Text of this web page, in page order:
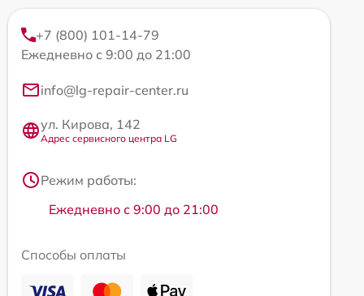
+7 (800) 101-14-79
Ежедневно с 9:00 до 21:00
info@lg-repair-center.ru
ул. Кирова, 142
Адрес сервисного центра LG
Режим работы:
Ежедневно с 9:00 до 21:00
Способы оплаты